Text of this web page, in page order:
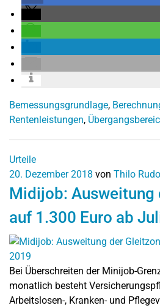
Bemessungsgrundlage,
Rentenleistungen,
Urteile
20. Dezember 2018 von Thilo
Midijob: Ausweitung
auf 1.300 Euro ab
Bei Überschreiten der Minijob-
monatlich besteht
Arbeitslosen-, Kranken- und